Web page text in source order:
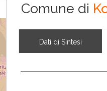
Comune di
Dati di Sintesi